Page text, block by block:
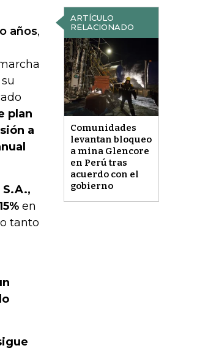
ARTÍCULO
RELACIONADO
Comunidades
levantan bloqueo
a mina Glencore
en Perú tras
acuerdo con el
gobierno
años,
plan
a
en
tanto